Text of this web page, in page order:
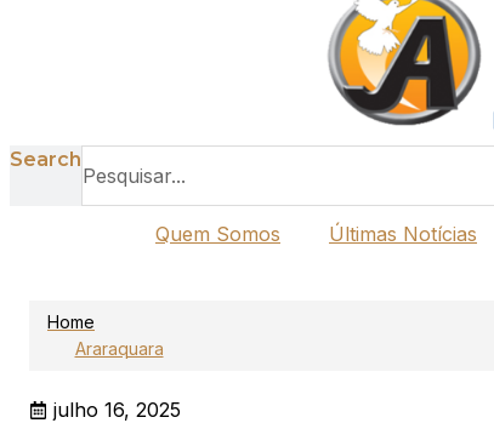
Search
Quem Somos
Últimas Notícias
Home
Araraquara
julho 16, 2025